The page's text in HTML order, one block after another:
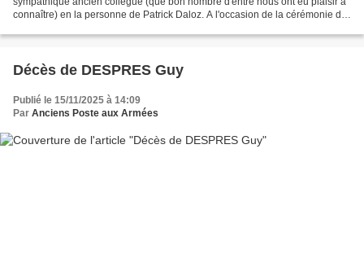
connaître) en la personne de Patrick Daloz. A l'occasion de la cérémonie de
Décès de DESPRES Guy
Publié le 15/11/2025 à 14:09
Par Anciens Poste aux Armées